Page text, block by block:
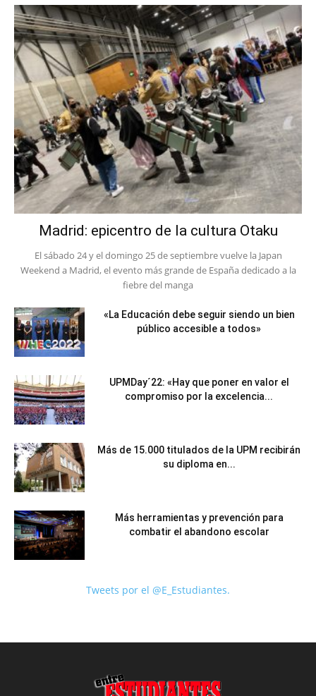
Madrid: epicentro de la cultura Otaku
El sábado 24 y el domingo 25 de septiembre vuelve la Japan
Weekend a Madrid, el evento más grande de España dedicado a la
fiebre del manga
«La Educación debe seguir siendo un bien
público accesible a todos»
UPMDay´22: «Hay que poner en valor el
compromiso por la excelencia...
Más de 15.000 titulados de la UPM recibirán
su diploma en...
Más herramientas y prevención para
combatir el abandono escolar
Tweets por el @E_Estudiantes.